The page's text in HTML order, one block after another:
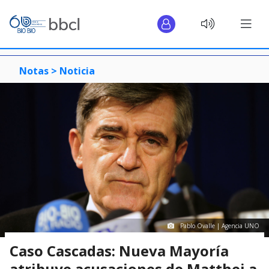
Notas > Noticia
Pablo Ovalle | Agencia UNO
Caso Cascadas: Nueva Mayoría